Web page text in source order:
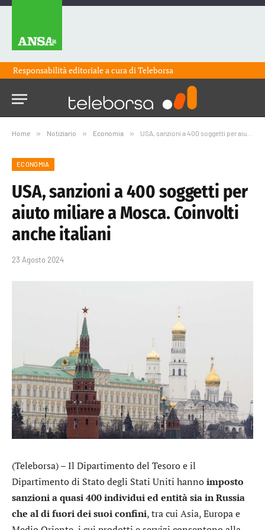
Responsabilità editoriale a cura diTeleborsa
Home » Notiziario » Economia » USA, sanzioni a 400 soggetti per aiuto miliare a Mosca. Coinvolti anche italiani
ECONOMIA
USA, sanzioni a 400 soggetti per
aiuto miliare a Mosca. Coinvolti
anche italiani
23 Agosto 2024
(Teleborsa) – Il Dipartimento del Tesoro e il
Dipartimento di Stato degli Stati Uniti hannoimposto
sanzioni a quasi 400 individui ed entità sia in Russia
che al di fuori dei suoi confini, tra cui Asia, Europa e